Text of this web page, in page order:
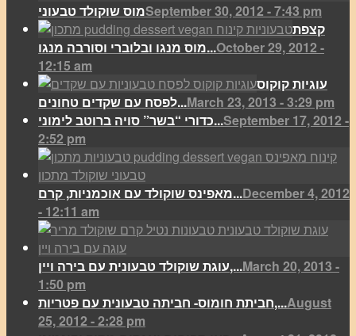
מוס שוקולד טבעוניSeptember 30, 2012 - 7:43 pm
קצפת
מוס מנגו ובלוברי וסורבה מנגו...October 29, 2012 -
12:15 am
עוגיות קוקוס
לפסח עם שקדים טחונים...March 23, 2013 - 3:29 pm
כדורי “בשר” סויה ברוטב לימוני...September 17, 2012 -
2:52 pm
מאפינס שוקולד עם אוכמניות, קרם...December 4, 2012
- 12:11 am
עוגת שוקולד טבעונית עם בירה ויין,...March 20, 2013 -
1:50 pm
חביתת חומוס- חביתה טבעונית עם פטריות,...August
25, 2012 - 2:28 pm